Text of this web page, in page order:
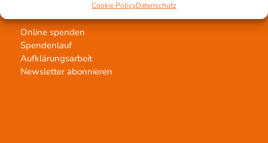
Cookie PolicyDatenschutz
Jetzt untertstützen!
Online spenden
Spendenlauf
Aufklärungsarbeit
Newsletter abonnieren